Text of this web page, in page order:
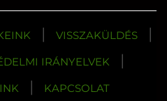
| VISSZAKÜLDÉS |
IRÁNYELVEK |
| KAPCSOLAT